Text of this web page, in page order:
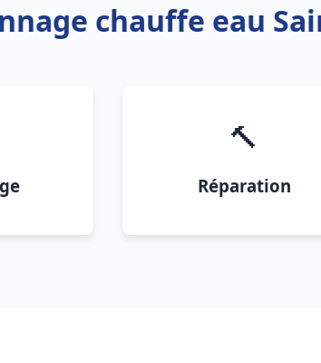
chauffe eau
🔨
Réparation